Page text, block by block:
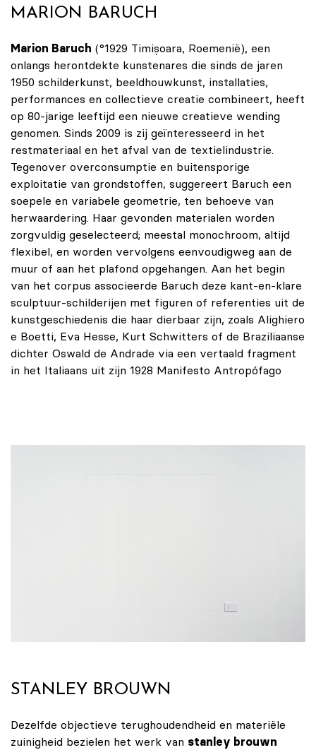
MARION BARUCH
Marion Baruch (°1929 Timișoara, Roemenië), een
onlangs herontdekte kunstenares die sinds de jaren
1950 schilderkunst, beeldhouwkunst, installaties,
performances en collectieve creatie combineert, heeft
op 80-jarige leeftijd een nieuwe creatieve wending
genomen. Sinds 2009 is zij geïnteresseerd in het
restmateriaal en het afval van de textielindustrie.
Tegenover overconsumptie en buitensporige
exploitatie van grondstoffen, suggereert Baruch een
soepele en variabele geometrie, ten behoeve van
herwaardering. Haar gevonden materialen worden
zorgvuldig geselecteerd; meestal monochroom, altijd
flexibel, en worden vervolgens eenvoudigweg aan de
muur of aan het plafond opgehangen. Aan het begin
van het corpus associeerde Baruch deze kant-en-klare
sculptuur-schilderijen met figuren of referenties uit de
kunstgeschiedenis die haar dierbaar zijn, zoals Alighiero
e Boetti, Eva Hesse, Kurt Schwitters of de Braziliaanse
dichter Oswald de Andrade via een vertaald fragment
in het Italiaans uit zijn 1928 Manifesto Antropófago
STANLEY BROUWN
Dezelfde objectieve terughoudendheid en materiële
zuinigheid bezielen het werk van stanley brouwn